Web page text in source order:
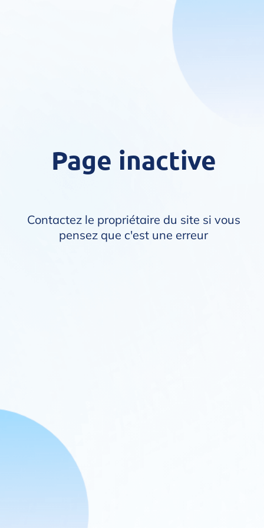
Page inactive
Contactez le propriétaire du site si vous
pensez que c'est une erreur